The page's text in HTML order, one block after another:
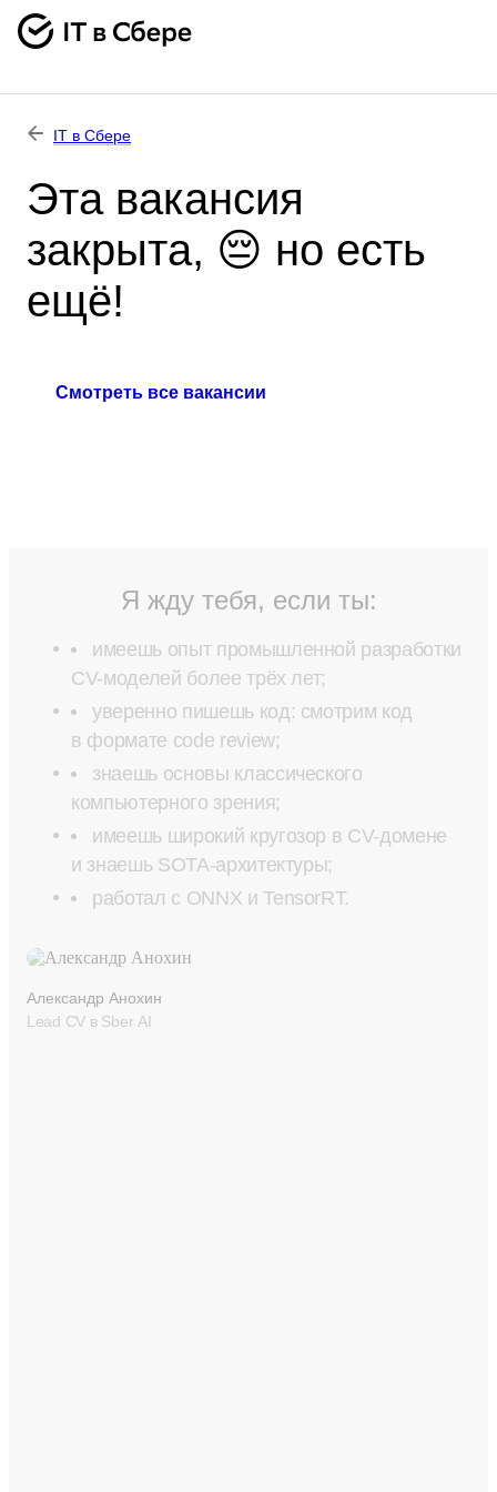
IT в Сбере
Эта вакансия
закрыта, 😔 но есть
ещё!
Смотреть все вакансии
Александр Анохин
Lead CV в Sber AI
Я жду тебя, если ты:
имеешь опыт промышленной разработки
CV-моделей более трёх лет;
уверенно пишешь код: смотрим код
в формате code review;
знаешь основы классического
компьютерного зрения;
имеешь широкий кругозор в CV-домене
и знаешь SOTA-архитектуры;
работал с ONNX и TensorRT.